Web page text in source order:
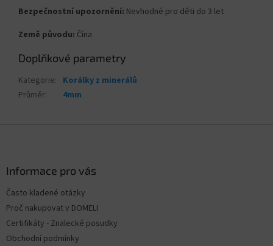
Bezpečnostní upozornění: Nevhodné pro děti do 3 let
Země původu: Čína
Doplňkové parametry
Kategorie: Korálky z minerálů
Průměr: 4mm
Informace pro vás
Často kladené otázky
Proč nakupovat v DOMELI
Certifikáty - Znalecké posudky
Obchodní podmínky